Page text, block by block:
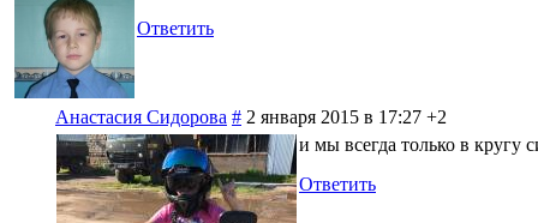
Ответить
Анастасия Сидорова # 2 января 2015 в 17:27 +2
и мы всегда только в кругу
Ответить